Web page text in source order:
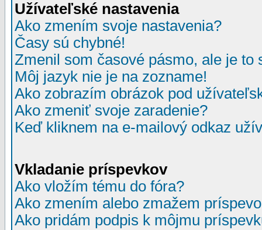
Užívateľské nastavenia
Ako zmením svoje nastavenia?
Časy sú chybné!
Zmenil som časové pásmo, ale je to
Môj jazyk nie je na zozname!
Ako zobrazím obrázok pod
Ako zmeniť svoje zaradenie?
Keď kliknem na e-mailový odkaz
Vkladanie príspevkov
Ako vložím tému do fóra?
Ako zmením alebo zmažem
Ako pridám podpis k môjmu